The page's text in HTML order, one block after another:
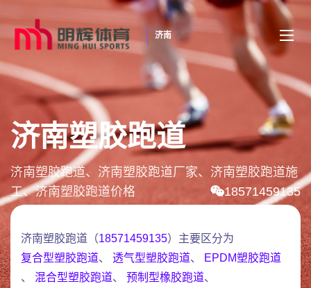
济南
济南塑胶跑道
济南塑胶跑道、济南塑胶跑道厂家、济南塑胶跑道施
工、济南塑胶跑道价格
18571459135
济南塑胶跑道（18571459135）主要区分为
复合型塑胶跑道、 透气型塑胶跑道、
EPDM塑胶跑道
、 混合型塑胶跑道、 预制型橡胶跑道、